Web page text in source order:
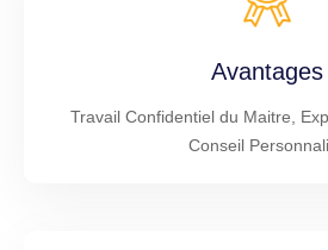
Avantages
Travail Confidentiel du Maitre,
Conseil